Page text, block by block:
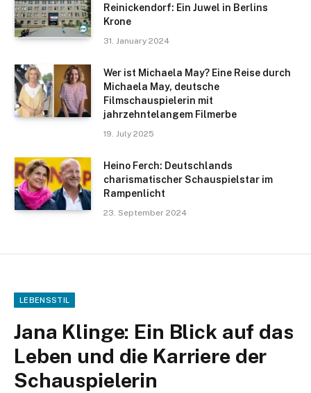
Reinickendorf: Ein Juwel in Berlins
Krone
31. January 2024
Wer ist Michaela May? Eine Reise durch
Michaela May, deutsche
Filmschauspielerin mit
jahrzehntelangem Filmerbe
19. July 2025
Heino Ferch: Deutschlands
charismatischer Schauspielstar im
Rampenlicht
23. September 2024
LEBENSSTIL
Jana Klinge: Ein Blick auf das
Leben und die Karriere der
Schauspielerin